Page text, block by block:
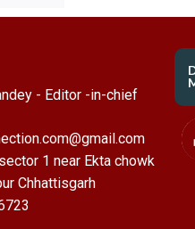
- Editor -in-chief
1 near Ekta chowk
Chhattisgarh